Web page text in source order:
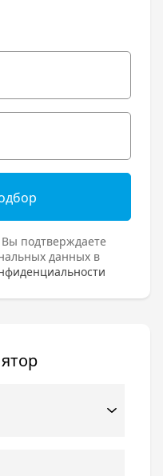
подтверждаете
данных в